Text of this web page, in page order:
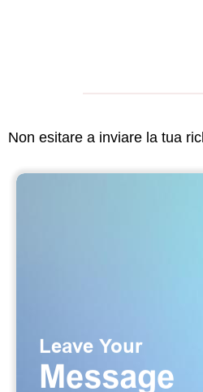
Non esitare a inviare la tua